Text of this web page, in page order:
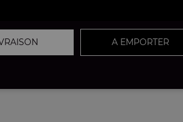
A EMPORTER